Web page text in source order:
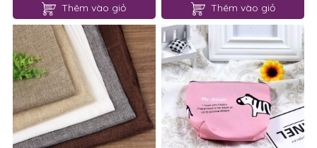
Thêm vào giỏ Thêm vào giỏ